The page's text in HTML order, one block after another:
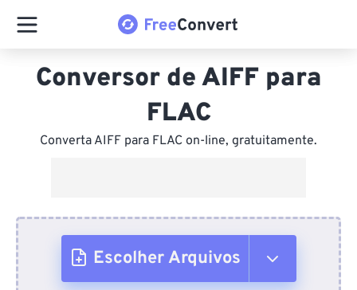
Conversor de AIFF para
FLAC
Converta AIFF para FLAC on-line, gratuitamente.
Escolher Arquivos